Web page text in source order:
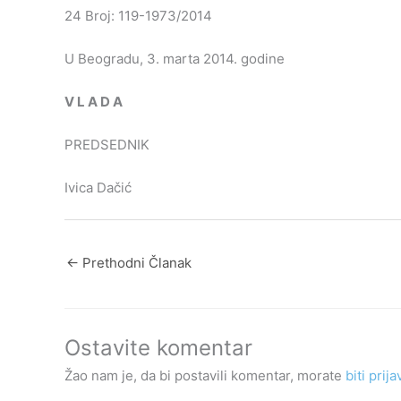
24 Broj: 119-1973/2014
U Beogradu, 3. marta 2014. godine
V L A D A
PREDSEDNIK
Ivica Dačić
← Prethodni Članak
Ostavite komentar
Žao nam je, da bi postavili komentar, morate biti